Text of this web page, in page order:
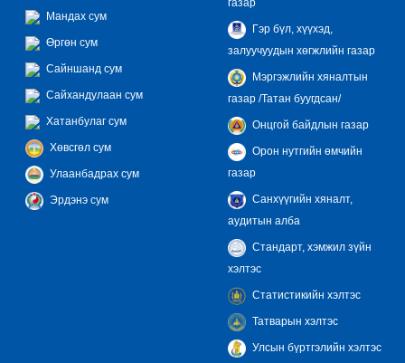
Мандах сум
Өргөн сум
Сайншанд сум
Сайхандулаан сум
Хатанбулаг сум
Хөвсгөл сум
Улаанбадрах сум
Эрдэнэ сум
Гэр бүл, хүүхэд,
залуучуудын хөгжлийн газар
Мэргэжлийн хяналтын
газар /Татан буугдсан/
Онцгой байдлын газар
Орон нутгийн өмчийн
газар
Санхүүгийн хяналт,
аудитын алба
Стандарт, хэмжил зүйн
хэлтэс
Статистикийн хэлтэс
Татварын хэлтэс
Улсын бүртгэлийн хэлтэс